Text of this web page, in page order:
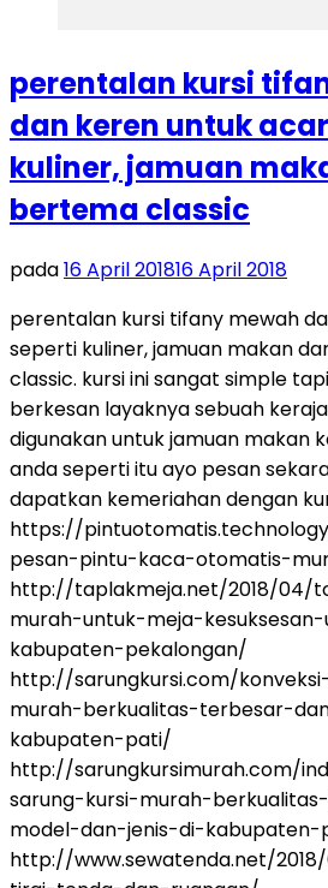
perentalan kursi
dan keren untuk
kuliner, jamuan
bertema classic
pada16 April 201816 April 2018
perentalan kursi tifany mewah
seperti kuliner, jamuan makan
classic. kursi ini sangat simple
berkesan layaknya sebuah
digunakan untuk jamuan makan
anda seperti itu ayo pesan
dapatkan kemeriahan dengan
https://
pesan-pintu-kaca-otomatis-
http://taplakmeja.net/2018/04/
murah-untuk-meja-
kabupaten-pekalongan/
http://sarungkursi.com/
murah-berkualitas-terbesar-
kabupaten-pati/
http://sarungkursimurah.com/
sarung-kursi-murah-
model-dan-jenis-di-
http://www.sewatenda.net/